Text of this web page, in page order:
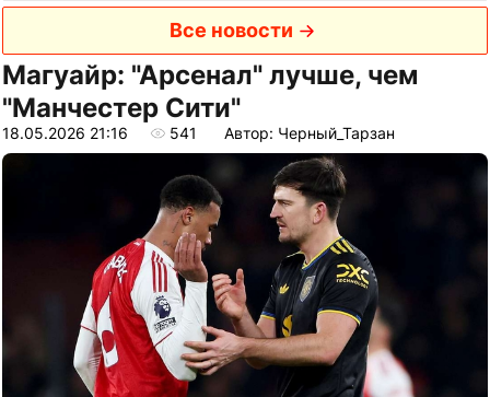
Все новости
Магуайр: "Арсенал" лучше, чем
"Манчестер Сити"
18.05.2026 21:16 541 Автор: Черный_Тарзан